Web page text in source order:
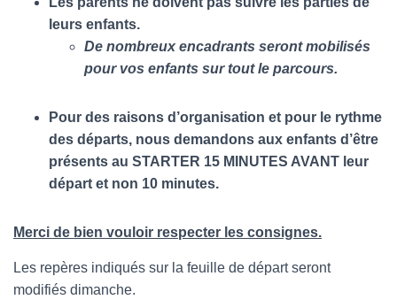
leurs enfants.
De nombreux encadrants seront mobilisés
pour vos enfants sur tout le parcours.
Pour des raisons d’organisation et pour le rythme
des départs, nous demandons aux enfants d’être
présents au STARTER 15 MINUTES AVANT leur
départ et non 10 minutes.
Merci de bien vouloir respecter les consignes.
Les repères indiqués sur la feuille de départ seront
modifiés dimanche.